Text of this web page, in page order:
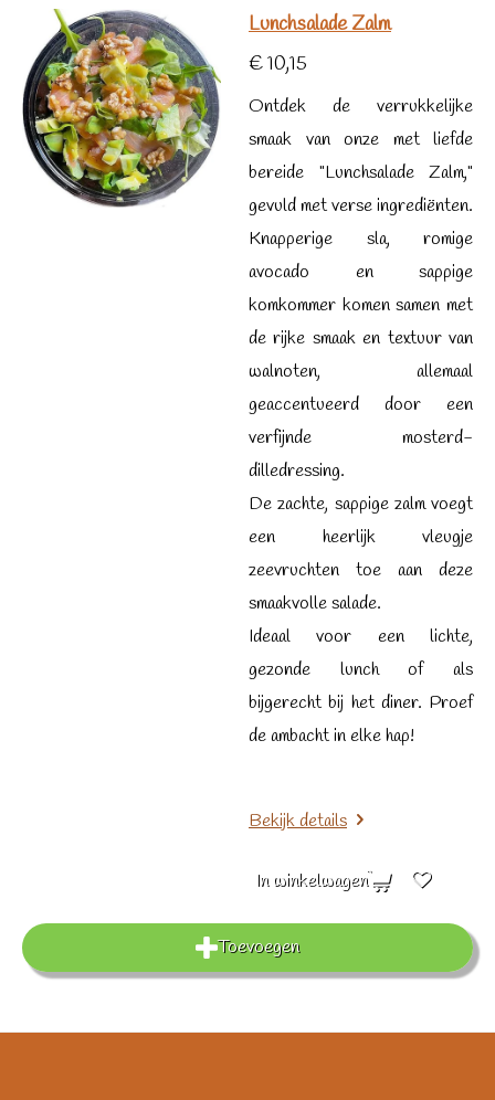
Lunchsalade Zalm
€ 10,15
Ontdek de verrukkelijke
smaak van onze met liefde
bereide "Lunchsalade Zalm,"
gevuld met verse ingrediënten.
Knapperige sla, romige
avocado en sappige
komkommer komen samen met
de rijke smaak en textuur van
walnoten, allemaal
geaccentueerd door een
verfijnde mosterd-
dilledressing.
De zachte, sappige zalm voegt
een heerlijk vleugje
zeevruchten toe aan deze
smaakvolle salade.
Ideaal voor een lichte,
gezonde lunch of als
bijgerecht bij het diner. Proef
de ambacht in elke hap!
Bekijk details
In winkelwagen
Toevoegen